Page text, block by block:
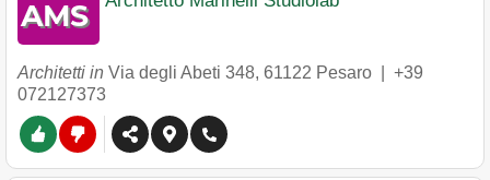
Architetti in Via degli Abeti 348, 61122 Pesaro
+39
072127373